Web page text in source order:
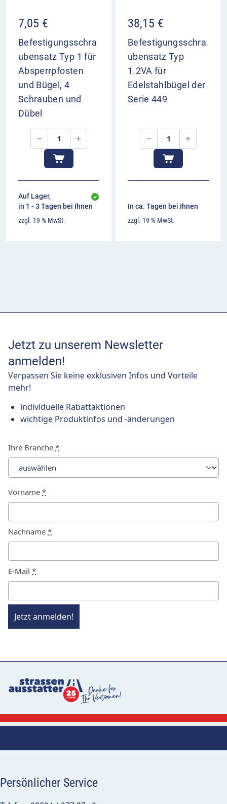
7,05 €
Befestigungsschra
ubensatz Typ 1 für
Absperrpfosten
und Bügel, 4
Schrauben und
Dübel
Auf Lager,
in 1 - 3 Tagen bei Ihnen
zzgl. 19 % MwSt.
38,15 €
Befestigungsschra
ubensatz Typ
1.2VA für
Edelstahlbügel der
Serie 449
In ca. Tagen bei Ihnen
zzgl. 19 % MwSt.
Jetzt zu unserem Newsletter
anmelden!
Verpassen Sie keine exklusiven Infos und Vorteile
mehr!
individuelle Rabattaktionen
wichtige Produktinfos und -änderungen
Ihre Branche *
Vorname *
Nachname *
E-Mail *
Jetzt anmelden!
Persönlicher Service